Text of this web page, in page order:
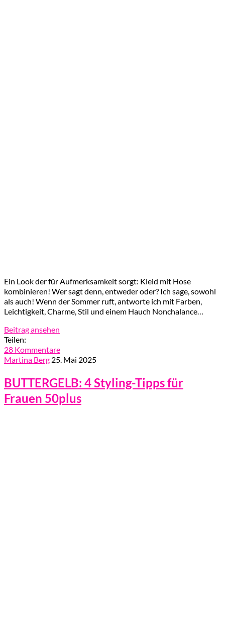
Ein Look der für Aufmerksamkeit sorgt: Kleid mit Hose
kombinieren! Wer sagt denn, entweder oder? Ich sage, sowohl
als auch! Wenn der Sommer ruft, antworte ich mit Farben,
Leichtigkeit, Charme, Stil und einem Hauch Nonchalance…
Beitrag ansehen
Teilen:
28 Kommentare
Martina Berg 25. Mai 2025
BUTTERGELB: 4 Styling-Tipps für
Frauen 50plus